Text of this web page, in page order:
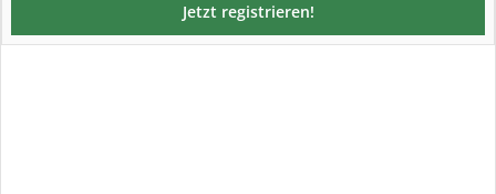
Jetzt registrieren!